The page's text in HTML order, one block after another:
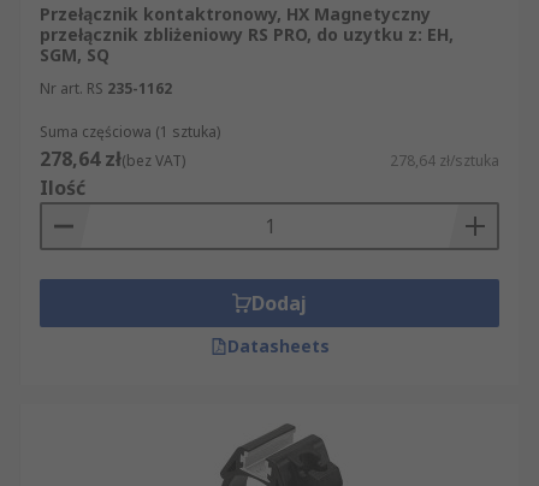
Przełącznik kontaktronowy, HX Magnetyczny
przełącznik zbliżeniowy RS PRO, do uzytku z: EH,
SGM, SQ
Nr art. RS 235-1162
Suma częściowa (1 sztuka)
278,64 zł(bez VAT) 278,64 zł/sztuka
Ilość
Dodaj
Datasheets